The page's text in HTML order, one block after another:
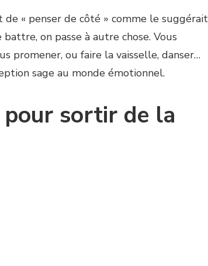
de « penser de côté » comme le suggérait
on passe à autre chose. Vous
promener, ou faire la vaisselle, danser…
sage au monde émotionnel.
sortir de la